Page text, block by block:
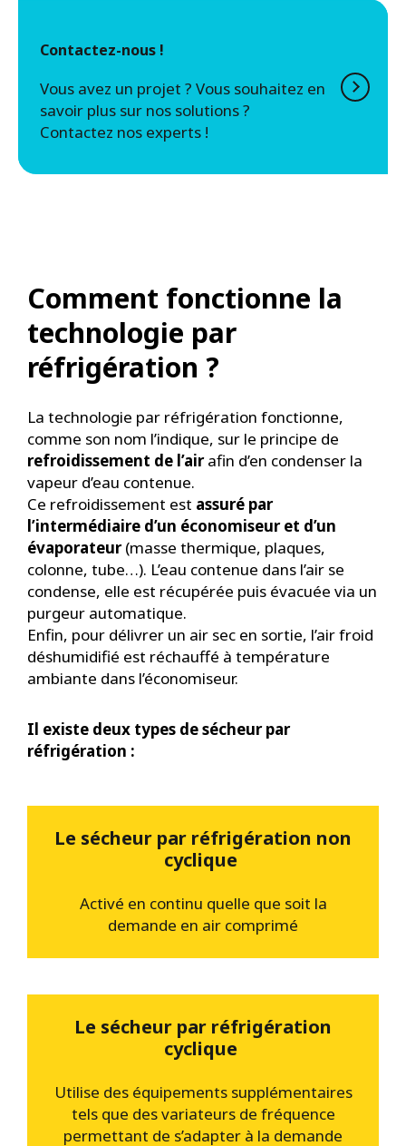
Contactez-nous !
Vous avez un projet ? Vous souhaitez en
savoir plus sur nos solutions ?
Contactez nos experts !
Comment fonctionne la
technologie par
réfrigération ?
La technologie par réfrigération fonctionne,
comme son nom l’indique, sur le principe de
refroidissement de l’airafin d’en condenser la
vapeur d’eau contenue.
Ce refroidissement est assuré par
l’intermédiaire d’un économiseur et d’un
évaporateur(masse thermique, plaques,
colonne, tube…). L’eau contenue dans l’air se
condense, elle est récupérée puis évacuée via un
purgeur automatique.
Enfin, pour délivrer un air sec en sortie, l’air froid
déshumidifié est réchauffé à température
ambiante dans l’économiseur.
Il existe deux types de sécheur par
réfrigération :
Le sécheur par réfrigération non
cyclique
Activé en continu quelle que soit la
demande en air comprimé
Le sécheur par réfrigération
cyclique
Utilise des équipements supplémentaires
tels que des variateurs de fréquence
permettant de s’adapter à la demande